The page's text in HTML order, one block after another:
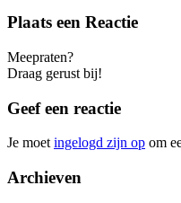
Plaats een Reactie
Meepraten?
Draag gerust bij!
Geef een reactie
Je moet ingelogd zijn op om
Archieven